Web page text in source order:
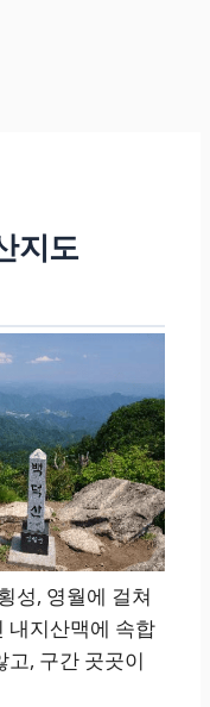
지도
성, 영월에 걸쳐
내지산맥에 속합
고, 구간 곳곳이